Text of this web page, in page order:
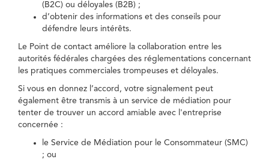
(B2C) ou déloyales (B2B) ;
d’obtenir des informations et des conseils pour
défendre leurs intérêts.
Le Point de contact améliore la collaboration entre les
autorités fédérales chargées des réglementations concernant
les pratiques commerciales trompeuses et déloyales.
Si vous en donnez l’accord, votre signalement peut
également être transmis à un service de médiation pour
tenter de trouver un accord amiable avec l'entreprise
concernée :
le Service de Médiation pour le Consommateur (SMC)
; ou